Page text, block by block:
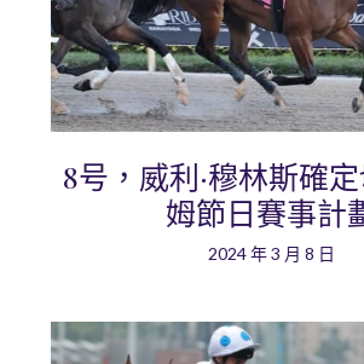
8号，威利·穆林斯確
姆節日賽事計
2024 年 3 月 8 日